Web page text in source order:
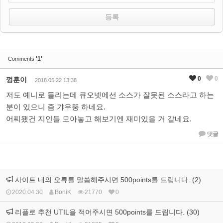
Comments '1'
껑훈이 2018.05.22 13:38
저도 예니로 들리는데 큐오넷에선 소스가 잘못된 소스라고 하는
분이 있으니 좀 갸우뚱 하네요.
어찌됐건 지인들 모아놓고 해보기엔 재미있을 거 같네요.
댓글
0 0
사이트 내의 오류를 말씀해주시면 500points를 드립니다. (2)
2020.04.30 BoniK 21770 0
리플로 추천 UTIL을 적어주시면 500points를 드립니다. (30)